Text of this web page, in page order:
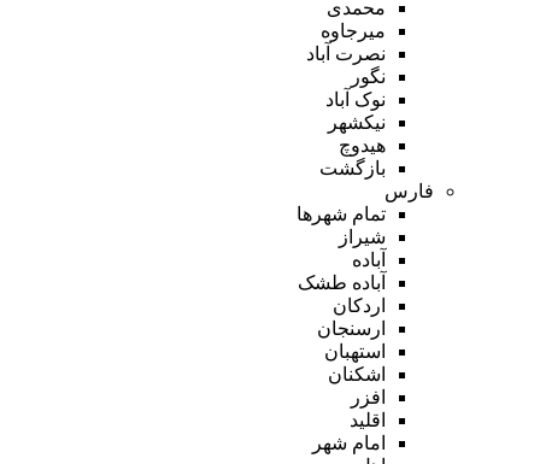
محمدی
میرجاوه
نصرت آباد
نگور
نوک آباد
نیکشهر
هیدوچ
بازگشت
فارس
تمام شهر‌ها
شیراز
آباده
آباده طشک
اردکان
ارسنجان
استهبان
اشکنان
افزر
اقلید
امام شهر